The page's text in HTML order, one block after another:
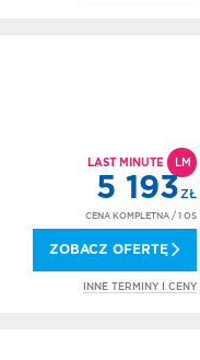
LAST MINUTE LM
5 193ZŁ
CENA KOMPLETNA / 1 OS
ZOBACZ OFERTĘ
INNE TERMINY I CENY